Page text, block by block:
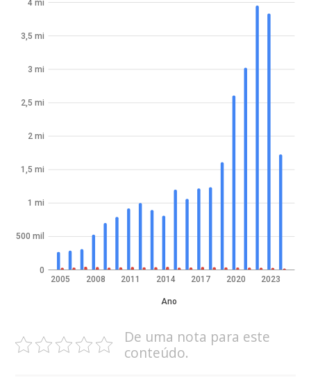
2005 2008 2011 2014 2017 2020 2023
Ano
0
500 mil
1 mi
1,5 mi
2 mi
2,5 mi
3 mi
3,5 mi
4 mi
De uma nota para este
conteúdo.